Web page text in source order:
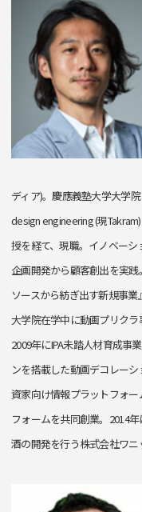
ディア)。慶應義塾大学大学
design engineering (現
授を経て、現職。イノベー
企画開発から顧客創出を実
ソースから紡ぎ出す新規事業
大学院在学中に動画プリクラ
2009年にIPA未踏人材育成事
ンを搭載した動画デコレー
資家向け情報プラットフォ
フォームを共同創業。2014
酒の開発を行う株式会社ワニ